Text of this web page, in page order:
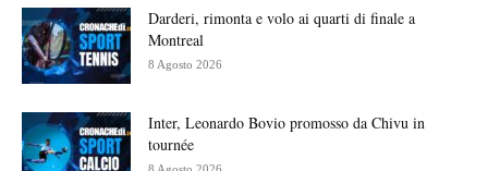
Darderi, rimonta e volo ai quarti di finale a
Montreal
8 Agosto 2026
Inter, Leonardo Bovio promosso da Chivu in
tournée